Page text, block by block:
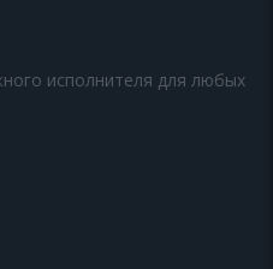
исполнителя для любых